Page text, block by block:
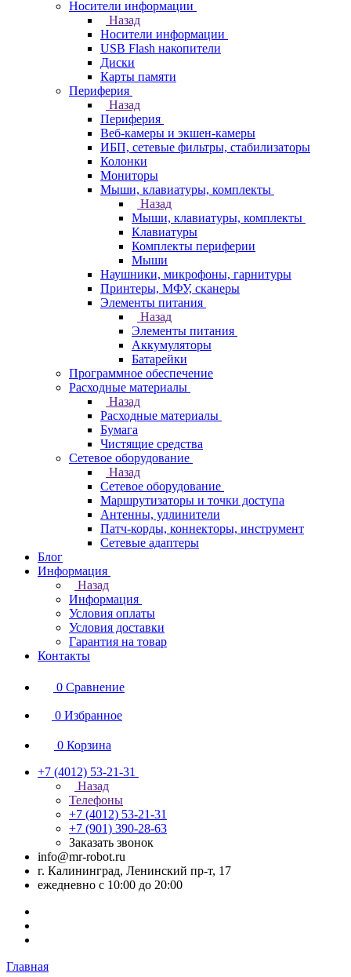
Носители информации
Назад
Носители информации
USB Flash накопители
Диски
Карты памяти
Периферия
Назад
Периферия
Веб-камеры и экшен-камеры
ИБП, сетевые фильтры, стабилизаторы
Колонки
Мониторы
Мыши, клавиатуры, комплекты
Назад
Мыши, клавиатуры, комплекты
Клавиатуры
Комплекты периферии
Мыши
Наушники, микрофоны, гарнитуры
Принтеры, МФУ, сканеры
Элементы питания
Назад
Элементы питания
Аккумуляторы
Батарейки
Программное обеспечение
Расходные материалы
Назад
Расходные материалы
Бумага
Чистящие средства
Сетевое оборудование
Назад
Сетевое оборудование
Маршрутизаторы и точки доступа
Антенны, удлинители
Патч-корды, коннекторы, инструмент
Сетевые адаптеры
Блог
Информация
Назад
Информация
Условия оплаты
Условия доставки
Гарантия на товар
Контакты
0 Сравнение
0 Избранное
0 Корзина
+7 (4012) 53-21-31
Назад
Телефоны
+7 (4012) 53-21-31
+7 (901) 390-28-63
Заказать звонок
info@mr-robot.ru
г. Калининград, Ленинский пр-т, 17
ежедневно с 10:00 до 20:00
Главная